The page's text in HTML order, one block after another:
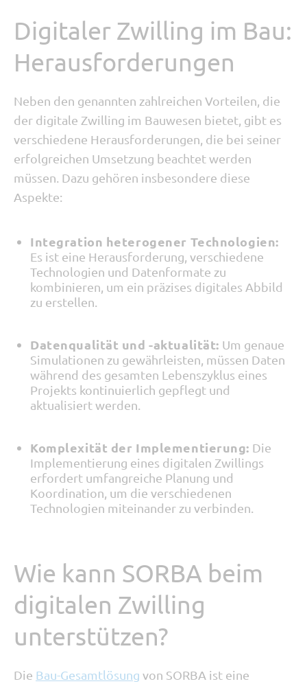
Digitaler Zwilling im Bau:
Herausforderungen
Neben den genannten zahlreichen Vorteilen, die
der digitale Zwilling im Bauwesen bietet, gibt es
verschiedene Herausforderungen, die bei seiner
erfolgreichen Umsetzung beachtet werden
müssen. Dazu gehören insbesondere diese
Aspekte:
Integration heterogener Technologien:
Es ist eine Herausforderung, verschiedene
Technologien und Datenformate zu
kombinieren, um ein präzises digitales Abbild
zu erstellen.
Datenqualität und -aktualität: Um genaue
Simulationen zu gewährleisten, müssen Daten
während des gesamten Lebenszyklus eines
Projekts kontinuierlich gepflegt und
aktualisiert werden.
Komplexität der Implementierung: Die
Implementierung eines digitalen Zwillings
erfordert umfangreiche Planung und
Koordination, um die verschiedenen
Technologien miteinander zu verbinden.
Wie kann SORBA beim
digitalen Zwilling
unterstützen?
Die Bau-Gesamtlösung von SORBA ist eine